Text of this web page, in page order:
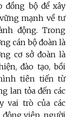
đồng bộ để xây
mạnh về tư
động. Trong
cán bộ đoàn là
cơ sở đoàn là
đào tạo, bồi
tiên tiến từ
lan tỏa đến các
vai trò của các
động viên, người